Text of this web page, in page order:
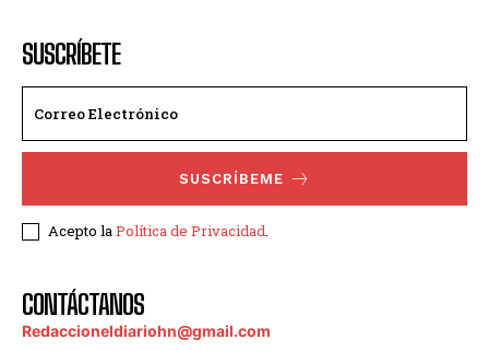
SUSCRÍBETE
SUSCRÍBEME
Acepto laPolítica de Privacidad.
CONTÁCTANOS
Redaccioneldiariohn@gmail.com